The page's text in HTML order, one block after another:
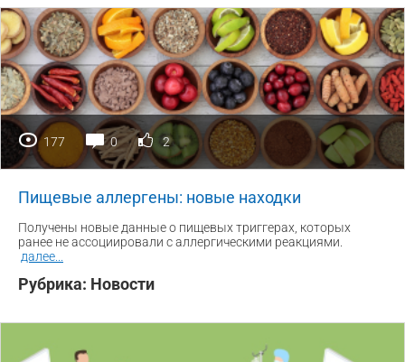
177 0 2
Пищевые аллергены: новые находки
Получены новые данные о пищевых триггерах, которых
ранее не ассоциировали с аллергическими реакциями.
далее
Рубрика: Новости